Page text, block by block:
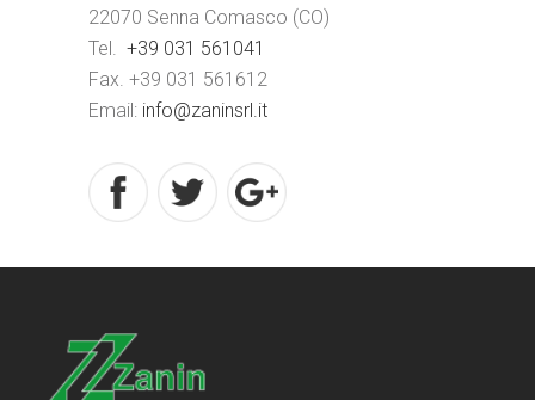
22070 Senna Comasco (CO)
Tel. +39 031 561041
Fax. +39 031 561612
Email: info@zaninsrl.it